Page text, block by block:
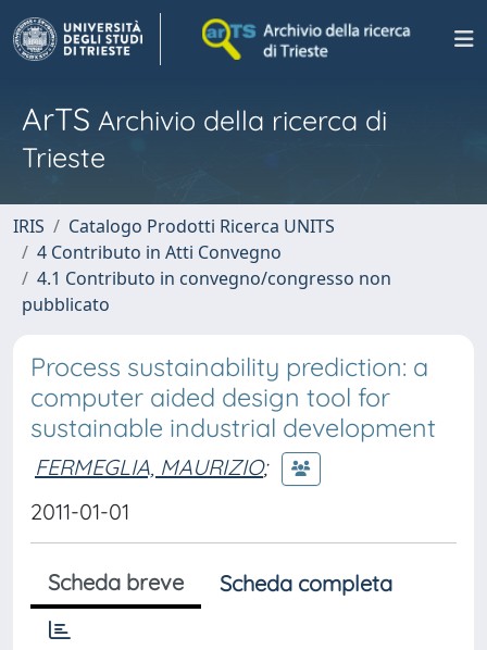
ArTS Archivio della ricerca di
Trieste
IRIS
Catalogo Prodotti Ricerca UNITS
4 Contributo in Atti Convegno
4.1 Contributo in convegno/congresso non
pubblicato
Process sustainability prediction: a
computer aided design tool for
sustainable industrial development
FERMEGLIA, MAURIZIO;
2011-01-01
Scheda breve Scheda completa